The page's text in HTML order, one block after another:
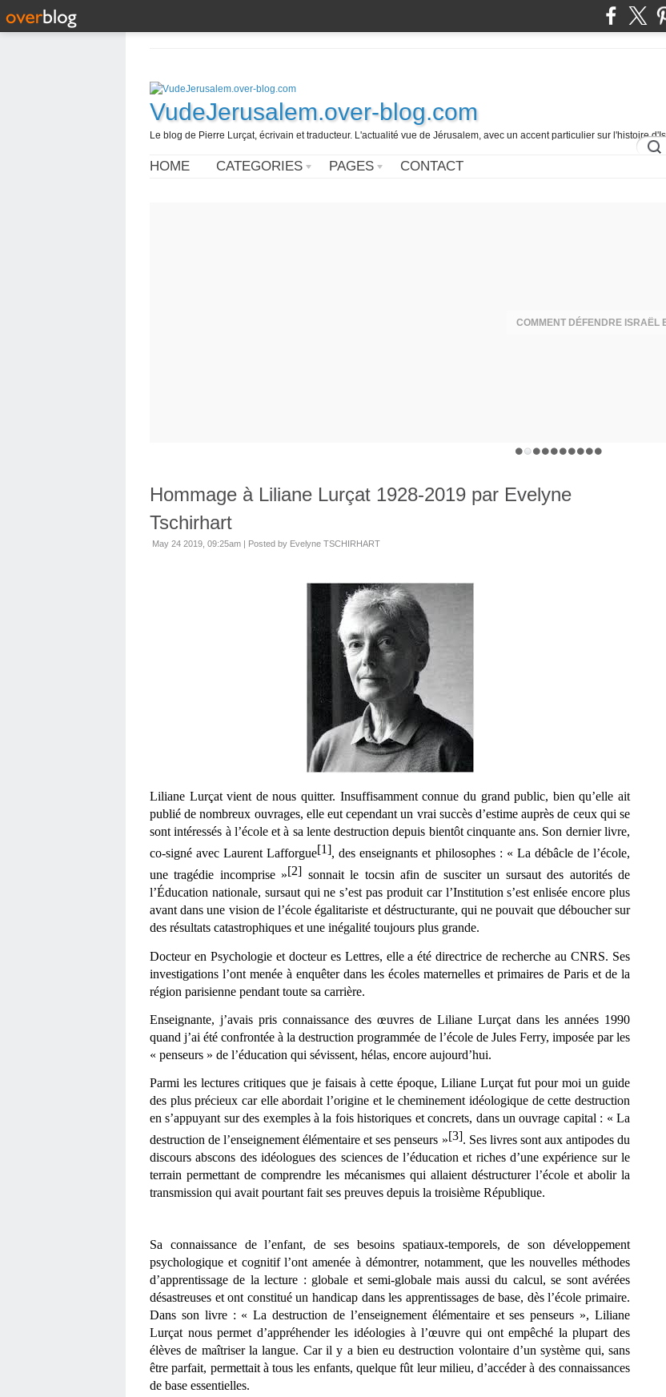
VudeJerusalem.over-blog.com
Le blog de Pierre Lurçat, écrivain et traducteur. L'actualité vue de Jérusalem, avec un accent particulier sur l'histoire
HOME CATEGORIES PAGES CONTACT
Hommage à Liliane Lurçat 1928-2019 par Evelyne
Tschirhart
May 24 2019, 09:25am | Posted by Evelyne TSCHIRHART
Liliane Lurçat vient de nous quitter. Insuffisamment connue du grand public, bien qu’elle ait
publié de nombreux ouvrages, elle eut cependant un vrai succès d’estime auprès de ceux qui se
sont intéressés à l’école et à sa lente destruction depuis bientôt cinquante ans. Son dernier livre,
co-signé avec Laurent Lafforgue[1], des enseignants et philosophes : « La débâcle de l’école,
une tragédie incomprise »[2] sonnait le tocsin afin de susciter un sursaut des autorités de
l’Éducation nationale, sursaut qui ne s’est pas produit car l’Institution s’est enlisée encore plus
avant dans une vision de l’école égalitariste et déstructurante, qui ne pouvait que déboucher sur
des résultats catastrophiques et une inégalité toujours plus grande.
Docteur en Psychologie et docteur es Lettres, elle a été directrice de recherche au CNRS. Ses
investigations l’ont menée à enquêter dans les écoles maternelles et primaires de Paris et de la
région parisienne pendant toute sa carrière.
Enseignante, j’avais pris connaissance des œuvres de Liliane Lurçat dans les années 1990
quand j’ai été confrontée à la destruction programmée de l’école de Jules Ferry, imposée par les
« penseurs » de l’éducation qui sévissent, hélas, encore aujourd’hui.
Parmi les lectures critiques que je faisais à cette époque, Liliane Lurçat fut pour moi un guide
des plus précieux car elle abordait l’origine et le cheminement idéologique de cette destruction
en s’appuyant sur des exemples à la fois historiques et concrets, dans un ouvrage capital : « La
destruction de l’enseignement élémentaire et ses penseurs »[3]. Ses livres sont aux antipodes du
discours abscons des idéologues des sciences de l’éducation et riches d’une expérience sur le
terrain permettant de comprendre les mécanismes qui allaient déstructurer l’école et abolir la
transmission qui avait pourtant fait ses preuves depuis la troisième République.
Sa connaissance de l’enfant, de ses besoins spatiaux-temporels, de son développement
psychologique et cognitif l’ont amenée à démontrer, notamment, que les nouvelles méthodes
d’apprentissage de la lecture : globale et semi-globale mais aussi du calcul, se sont avérées
désastreuses et ont constitué un handicap dans les apprentissages de base, dès l’école primaire.
Dans son livre : « La destruction de l’enseignement élémentaire et ses penseurs », Liliane
Lurçat nous permet d’appréhender les idéologies à l’œuvre qui ont empêché la plupart des
élèves de maîtriser la langue. Car il y a bien eu destruction volontaire d’un système qui, sans
être parfait, permettait à tous les enfants, quelque fût leur milieu, d’accéder à des connaissances
de base essentielles.